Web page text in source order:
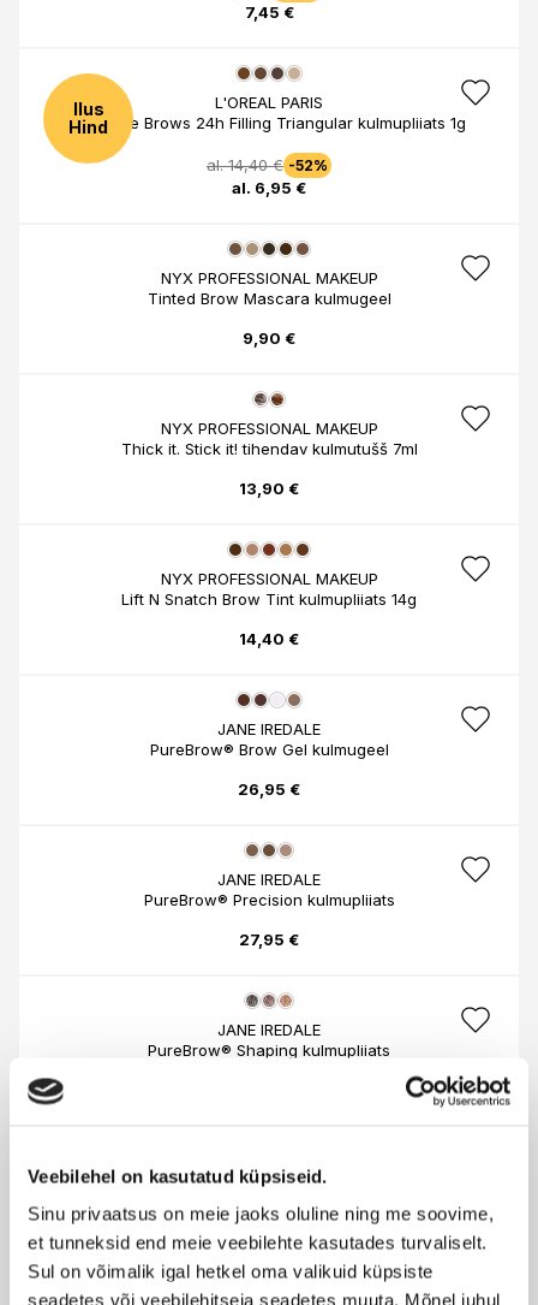
Veebilehel on kasutatud küpsiseid.
Sinu privaatsus on meie jaoks oluline ning me soovime,
et tunneksid end meie veebilehte kasutades turvaliselt.
Sul on võimalik igal hetkel oma valikuid küpsiste
seadetes või veebilehitseja seadetes muuta. Mõnel juhul
7,45 €
Ilus
Hind
L'OREAL PARIS
Infaillible Brows 24h Filling Triangular kulmupliiats 1g
al. 14,40 € -52%
al. 6,95 €
NYX PROFESSIONAL MAKEUP
Tinted Brow Mascara kulmugeel
9,90 €
NYX PROFESSIONAL MAKEUP
Thick it. Stick it! tihendav kulmutušš 7ml
13,90 €
NYX PROFESSIONAL MAKEUP
Lift N Snatch Brow Tint kulmupliiats 14g
14,40 €
JANE IREDALE
PureBrow® Brow Gel kulmugeel
26,95 €
JANE IREDALE
PureBrow® Precision kulmupliiats
27,95 €
JANE IREDALE
PureBrow® Shaping kulmupliiats
ARTDECO
6,50 €